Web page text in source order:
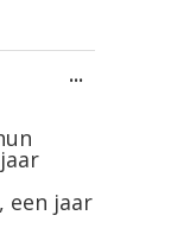
een jaar
...